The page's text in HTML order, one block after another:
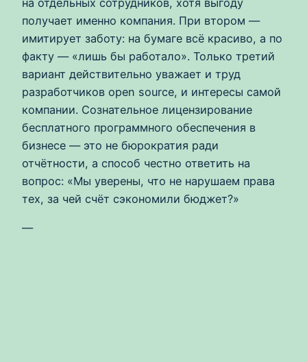
получает именно компания. При втором —
имитирует заботу: на бумаге всё красиво, а по
факту — «лишь бы работало». Только третий
вариант действительно уважает и труд
разработчиков open source, и интересы самой
компании. Сознательное лицензирование
бесплатного программного обеспечения в
бизнесе — это не бюрократия ради
отчётности, а способ честно ответить на
вопрос: «Мы уверены, что не нарушаем права
тех, за чей счёт сэкономили бюджет?»
—